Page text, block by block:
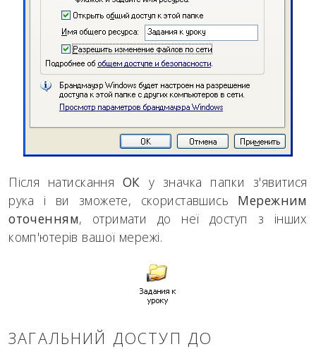
Після натисканняОК у значка папки з'явитися
рука і ви зможете, скориставшись Мережним
оточенням, отримати до неї доступ з інших
комп'ютерів вашої мережі.
ЗАГАЛЬНИЙ ДОСТУП ДО